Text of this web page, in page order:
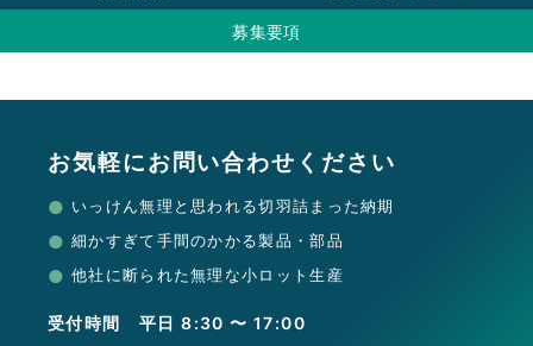
募集要項
お気軽にお問い合わせください
いっけん無理と思われる切羽詰まった納期
細かすぎて手間のかかる製品・部品
他社に断られた無理な小ロット生産
受付時間 平日 8:30 〜 17:00